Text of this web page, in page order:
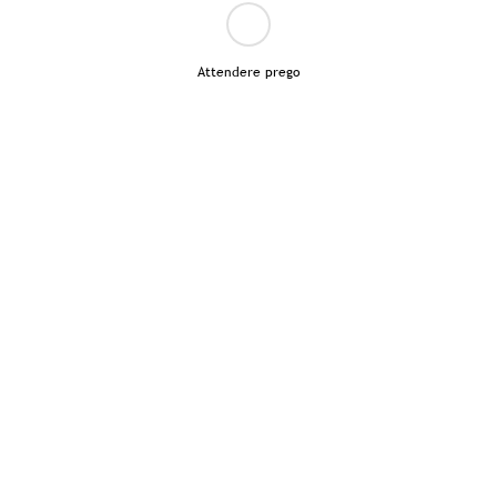
Attendere prego